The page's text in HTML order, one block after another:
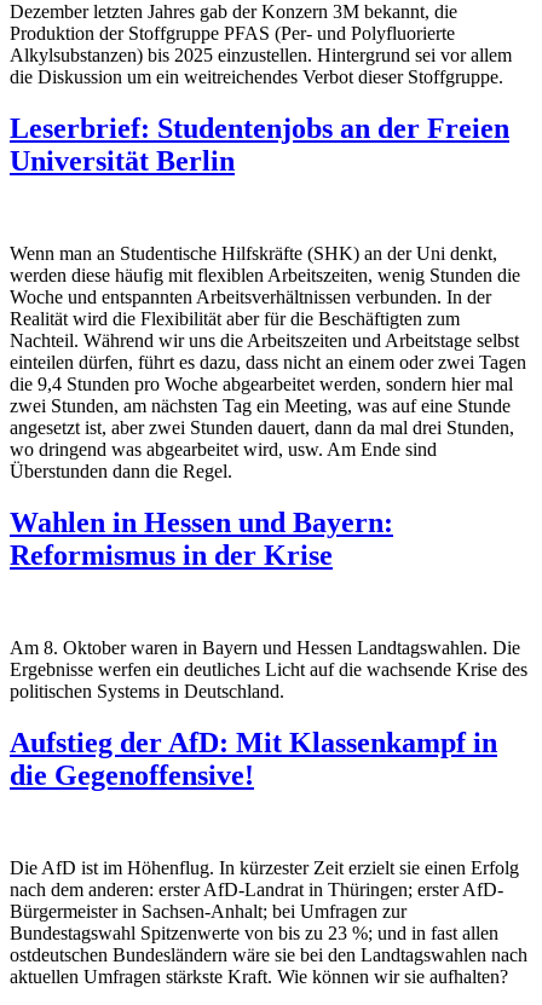
Dezember letzten Jahres gab der Konzern 3M bekannt, die
Produktion der Stoffgruppe PFAS (Per- und Polyfluorierte
Alkylsubstanzen) bis 2025 einzustellen. Hintergrund sei vor allem
die Diskussion um ein weitreichendes Verbot dieser Stoffgruppe.
Leserbrief: Studentenjobs an der Freien
Universität Berlin
Wenn man an Studentische Hilfskräfte (SHK) an der Uni denkt,
werden diese häufig mit flexiblen Arbeitszeiten, wenig Stunden die
Woche und entspannten Arbeitsverhältnissen verbunden. In der
Realität wird die Flexibilität aber für die Beschäftigten zum
Nachteil. Während wir uns die Arbeitszeiten und Arbeitstage selbst
einteilen dürfen, führt es dazu, dass nicht an einem oder zwei Tagen
die 9,4 Stunden pro Woche abgearbeitet werden, sondern hier mal
zwei Stunden, am nächsten Tag ein Meeting, was auf eine Stunde
angesetzt ist, aber zwei Stunden dauert, dann da mal drei Stunden,
wo dringend was abgearbeitet wird, usw. Am Ende sind
Überstunden dann die Regel.
Wahlen in Hessen und Bayern:
Reformismus in der Krise
Am 8. Oktober waren in Bayern und Hessen Landtagswahlen. Die
Ergebnisse werfen ein deutliches Licht auf die wachsende Krise des
politischen Systems in Deutschland.
Aufstieg der AfD: Mit Klassenkampf in
die Gegenoffensive!
Die AfD ist im Höhenflug. In kürzester Zeit erzielt sie einen Erfolg
nach dem anderen: erster AfD-Landrat in Thüringen; erster AfD-
Bürgermeister in Sachsen-Anhalt; bei Umfragen zur
Bundestagswahl Spitzenwerte von bis zu 23 %; und in fast allen
ostdeutschen Bundesländern wäre sie bei den Landtagswahlen nach
aktuellen Umfragen stärkste Kraft. Wie können wir sie aufhalten?